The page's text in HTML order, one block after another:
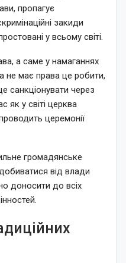
пропагує
закиди
у всьому світі.
а саме у намаганнях
не має права це робити,
санкціонувати через
як у світі церква
церемонії
громадянське
від влади
доносити до всіх